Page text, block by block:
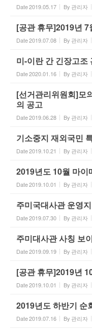
Date2019.05.17 By 관리자
[공관 휴무]2019년 7
Date2019.07.08 By 관리자
미-이란 간 긴장고조
Date2020.01.16 By 관리자
[선거관리위원회]모
의 공고
Date2019.06.28 By 관리자
기소중지 재외국민
Date2019.10.21 By 관리자
2019년도 10월 마이
Date2019.10.01 By 관리자
주미국대사관 운영
Date2019.07.30 By 관리자
주미대사관 사칭 보
Date2019.09.19 By 관리자
[공관 휴무]2019년
Date2019.10.01 By 관리자
2019년도 하반기 순
Date2019.07.16 By 관리자
한인회 커뮤니티
한인 회원&협찬사